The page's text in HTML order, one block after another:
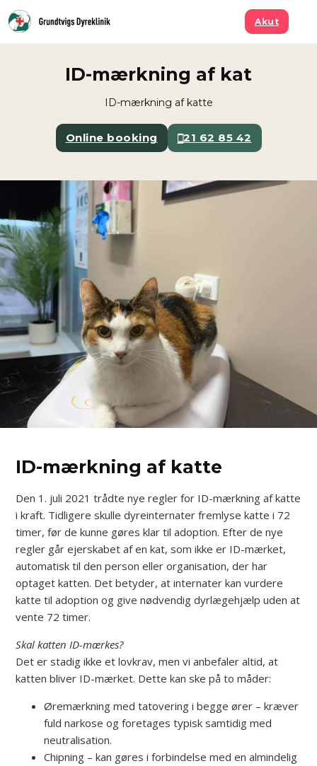
Spring til hovedindhold
Spring til sidefod
Akut
ID-mærkning af kat
ID-mærkning af katte
Online booking 21 62 85 42
ID-mærkning af katte
Den 1. juli 2021 trådte nye regler for ID-mærkning af katte
i kraft. Tidligere skulle dyreinternater fremlyse katte i 72
timer, før de kunne gøres klar til adoption. Efter de nye
regler går ejerskabet af en kat, som ikke er ID-mærket,
automatisk til den person eller organisation, der har
optaget katten. Det betyder, at internater kan vurdere
katte til adoption og give nødvendig dyrlægehjælp uden at
vente 72 timer.
Skal katten ID-mærkes?
Det er stadig ikke et lovkrav, men vi anbefaler altid, at
katten bliver ID-mærket. Dette kan ske på to måder:
Øremærkning med tatovering i begge ører – kræver
fuld narkose og foretages typisk samtidig med
neutralisation.
Chipning – kan gøres i forbindelse med en almindelig